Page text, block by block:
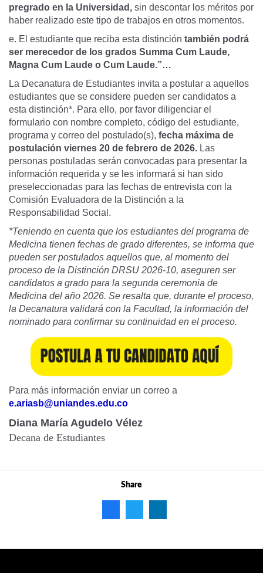
pregrado en la Universidad, sin descontar los méritos por
haber realizado este tipo de trabajos en otros momentos.
e. El estudiante que reciba esta distinción también podrá
ser merecedor de los grados Summa Cum Laude,
Magna Cum Laude o Cum Laude.”…
La Decanatura de Estudiantes invita a postular a aquellos
estudiantes que se considere pueden ser candidatos a
esta distinción*. Para ello, por favor diligenciar el
formulario con nombre completo, código del estudiante,
programa y correo del postulado(s), fecha máxima de
postulación viernes 20 de febrero de 2026. Las
personas postuladas serán convocadas para presentar la
información requerida y se les informará si han sido
preseleccionadas para las fechas de entrevista con la
Comisión Evaluadora de la Distinción a la
Responsabilidad Social.
*Teniendo en cuenta que los estudiantes del programa de
Medicina tienen fechas de grado diferentes, se informa que
pueden ser postulados aquellos que, al momento del
proceso de la Distinción DRSU 2026-10, aseguren ser
candidatos a grado para la segunda ceremonia de
Medicina del año 2026. Se resalta que, durante el proceso,
la Decanatura validará con la Facultad, la información del
nominado para confirmar su continuidad en el proceso.
Para más información enviar un correo a
e.ariasb@uniandes.edu.co
Diana María Agudelo Vélez
Decana de Estudiantes
Share